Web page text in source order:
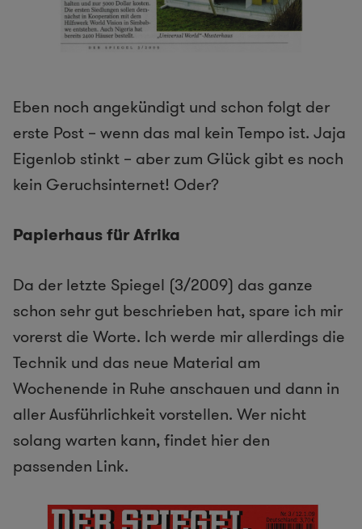
Eben noch angekündigt und schon folgt der
erste Post – wenn das mal kein Tempo ist. Jaja
Eigenlob stinkt – aber zum Glück gibt es noch
kein Geruchsinternet! Oder?
Papierhaus für Afrika
Da der letzte Spiegel (3/2009) das ganze
schon sehr gut beschrieben hat, spare ich mir
vorerst die Worte. Ich werde mir allerdings die
Technik und das neue Material am
Wochenende in Ruhe anschauen und dann in
aller Ausführlichkeit vorstellen. Wer nicht
solang warten kann, findet hier den
passenden Link.